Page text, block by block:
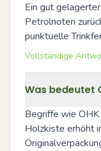
Ein gut
Petrolnoten
punktuelle
Vollständige
Was bedeutet
Begriffe wie OHK
Holzkiste erhöht